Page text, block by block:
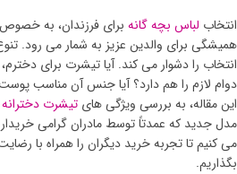
انتخاب لباس بچه گانه برای فرزندان، به
همیشگی برای والدین عزیز به شمار می رود.
انتخاب را دشوار می‌ کند. آیا تیشرت برای
دوام لازم را هم دارد؟ آیا جنس آن مناسب
این مقاله، به بررسی ویژگی های تیشرت‌ دخترانه
مدل جدید که عمدتاً توسط مادران گرامی
می کنیم تا تجربه خرید دیگران را همراه با
بگذاریم.